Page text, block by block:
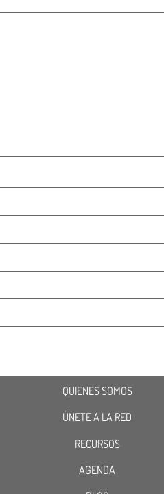
QUIENES SOMOS
ÚNETE A LA RED
RECURSOS
AGENDA